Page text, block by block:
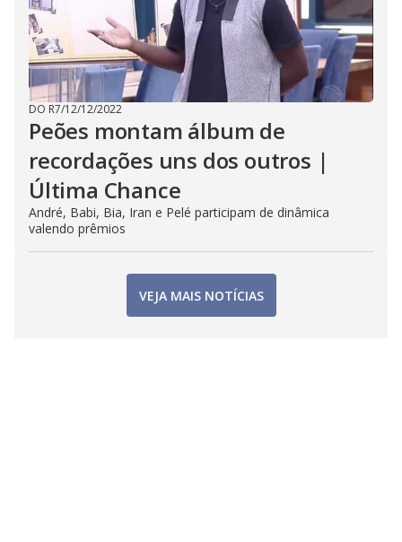
DO R7/12/12/2022
Peões montam álbum de
recordações uns dos outros |
Última Chance
André, Babi, Bia, Iran e Pelé participam de dinâmica
valendo prêmios
VEJA MAIS NOTÍCIAS